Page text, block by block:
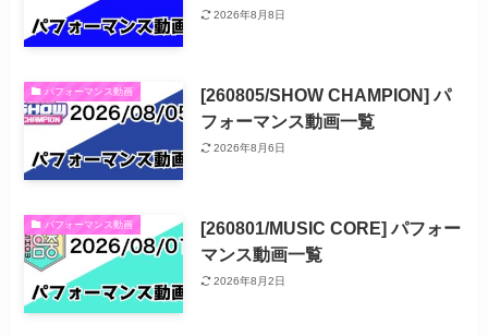
2026年8月8日
パフォーマンス動画
[260805/SHOW CHAMPION] パ
フォーマンス動画一覧
2026年8月6日
パフォーマンス動画
[260801/MUSIC CORE] パフォー
マンス動画一覧
2026年8月2日